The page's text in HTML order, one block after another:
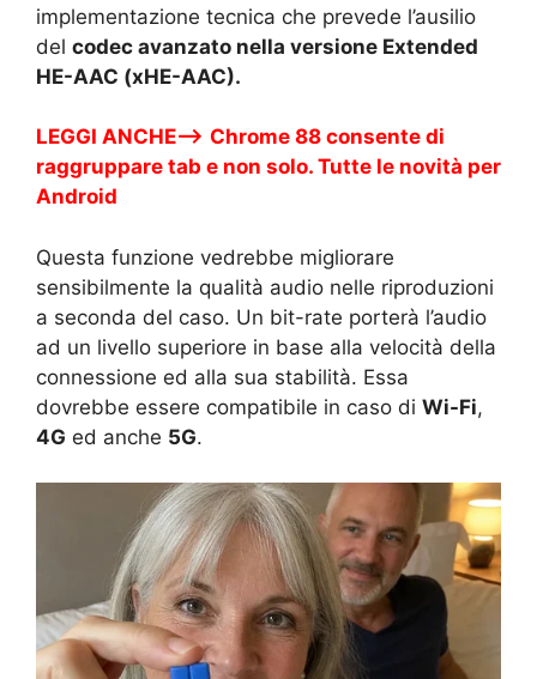
implementazione tecnica che prevede l’ausilio
del codec avanzato nella versione Extended
HE-AAC (xHE-AAC).
LEGGI ANCHE—> Chrome 88 consente di
raggruppare tab e non solo. Tutte le novità per
Android
Questa funzione vedrebbe migliorare
sensibilmente la qualità audio nelle riproduzioni
a seconda del caso. Un bit-rate porterà l’audio
ad un livello superiore in base alla velocità della
connessione ed alla sua stabilità. Essa
dovrebbe essere compatibile in caso di Wi-Fi,
4G ed anche 5G.